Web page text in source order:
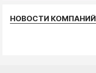
НОВОСТИ КОМПАНИЙ